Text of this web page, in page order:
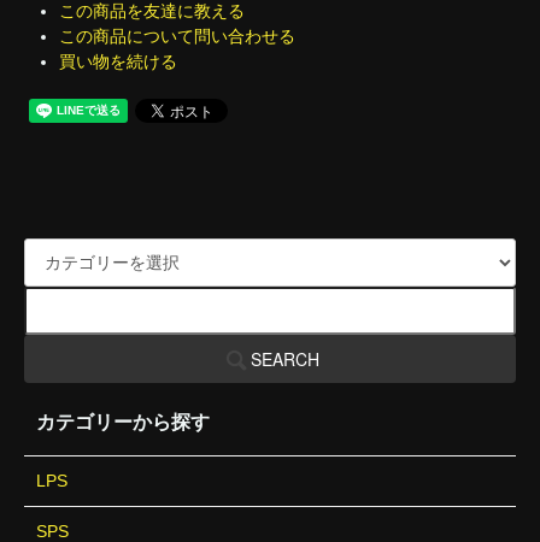
この商品を友達に教える
この商品について問い合わせる
買い物を続ける
SEARCH
カテゴリーから探す
LPS
SPS